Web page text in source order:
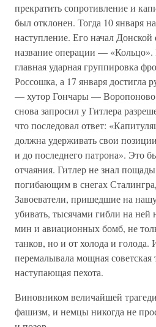
прекратить сопротивление и
был отклонен. Тогда 10 января
наступление. Его начал
название операции — «Кольцо».
главная ударная группировка
Россошка, а 17 января достигла
— хутор Гончары —
снова запросил у Гитлера
что последовал ответ:
должна удерживать свои
и до последнего патрона». Это
отчаяния. Гитлер не знал
погибающим в снегах
Завоеватели, пришедшие на
убивать, тысячами гибли на ней
мин и авиационных бомб, не
танков, но и от холода и голода.
перемалывала мощная советская
наступающая пехота.
Виновником величайшей
фашизм, и немцы никогда не